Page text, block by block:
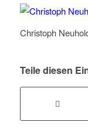
Christoph
Teile diesen